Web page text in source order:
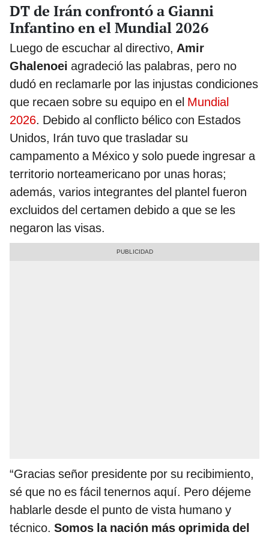
DT de Irán confrontó a Gianni
Infantino en el Mundial 2026
Luego de escuchar al directivo, Amir
Ghalenoei agradeció las palabras, pero no
dudó en reclamarle por las injustas condiciones
que recaen sobre su equipo en el Mundial
2026. Debido al conflicto bélico con Estados
Unidos, Irán tuvo que trasladar su
campamento a México y solo puede ingresar a
territorio norteamericano por unas horas;
además, varios integrantes del plantel fueron
excluidos del certamen debido a que se les
negaron las visas.
“Gracias señor presidente por su recibimiento,
sé que no es fácil tenernos aquí. Pero déjeme
hablarle desde el punto de vista humano y
técnico. Somos la nación más oprimida del